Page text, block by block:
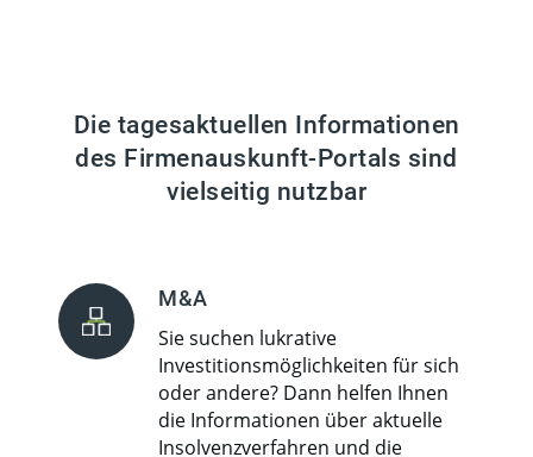
Die tagesaktuellen Informationen
des Firmenauskunft-Portals sind
vielseitig nutzbar
M&A
Sie suchen lukrative
Investitionsmöglichkeiten für sich
oder andere? Dann helfen Ihnen
die Informationen über aktuelle
Insolvenzverfahren und die